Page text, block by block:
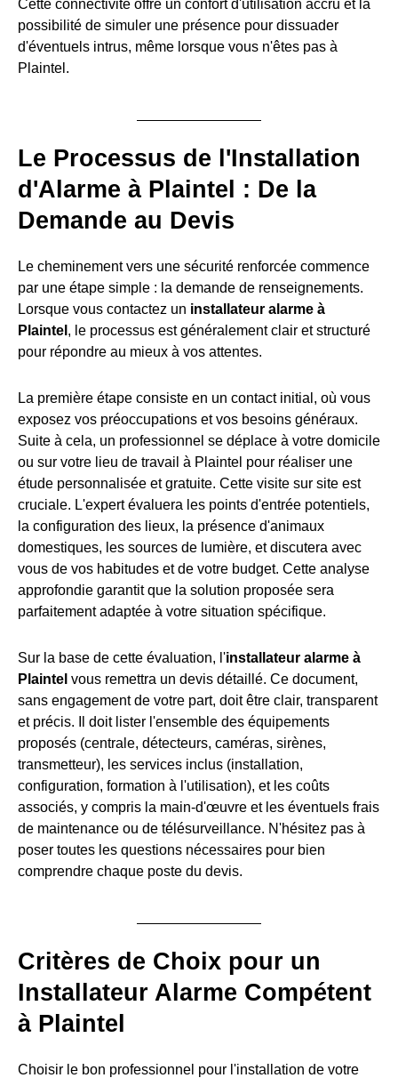
Cette connectivité offre un confort d'utilisation accru et la
possibilité de simuler une présence pour dissuader
d'éventuels intrus, même lorsque vous n'êtes pas à
Plaintel.
Le Processus de l'Installation
d'Alarme à Plaintel : De la
Demande au Devis
Le cheminement vers une sécurité renforcée commence
par une étape simple : la demande de renseignements.
Lorsque vous contactez un installateur alarme à
Plaintel , le processus est généralement clair et structuré
pour répondre au mieux à vos attentes.
La première étape consiste en un contact initial, où vous
exposez vos préoccupations et vos besoins généraux.
Suite à cela, un professionnel se déplace à votre domicile
ou sur votre lieu de travail à Plaintel pour réaliser une
étude personnalisée et gratuite. Cette visite sur site est
cruciale. L'expert évaluera les points d'entrée potentiels,
la configuration des lieux, la présence d'animaux
domestiques, les sources de lumière, et discutera avec
vous de vos habitudes et de votre budget. Cette analyse
approfondie garantit que la solution proposée sera
parfaitement adaptée à votre situation spécifique.
Sur la base de cette évaluation, l'installateur alarme à
Plaintel vous remettra un devis détaillé. Ce document,
sans engagement de votre part, doit être clair, transparent
et précis. Il doit lister l'ensemble des équipements
proposés (centrale, détecteurs, caméras, sirènes,
transmetteur), les services inclus (installation,
configuration, formation à l'utilisation), et les coûts
associés, y compris la main-d'œuvre et les éventuels frais
de maintenance ou de télésurveillance. N'hésitez pas à
poser toutes les questions nécessaires pour bien
comprendre chaque poste du devis.
Critères de Choix pour un
Installateur Alarme Compétent
à Plaintel
Choisir le bon professionnel pour l'installation de votre